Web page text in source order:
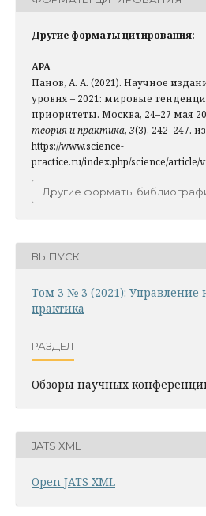
Другие форматы цитирования:
APA
Панов, А. А. (2021). Научное
уровня – 2021: мировые
приоритеты. Москва, 24–27 мая
теория и практика, 3(3), 242–247.
https://www.science-
practice.ru/index.php/science/article/
Другие форматы
ВЫПУСК
Том 3 № 3 (2021): Управление
практика
РАЗДЕЛ
Обзоры научных
JATS XML
Open JATS XML